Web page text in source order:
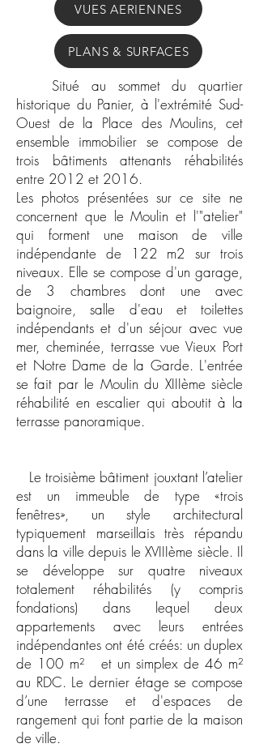
VUES AERIENNES
PLANS & SURFACES
Situé au sommet du quartier
historique du Panier, à l'extrémité Sud-
Ouest de la Place des Moulins, cet
ensemble immobilier se compose de
trois bâtiments attenants réhabilités
entre 2012 et 2016.
Les photos présentées sur ce site ne
concernent que le Moulin et l'"atelier"
qui forment une maison de ville
indépendante de 122 m2 sur trois
niveaux. Elle se compose d'un garage,
de 3 chambres dont une avec
baignoire, salle d'eau et toilettes
indépendants et d'un séjour avec vue
mer, cheminée, terrasse vue Vieux Port
et Notre Dame de la Garde. L'entrée
se fait par le Moulin du XIIIème siècle
réhabilité en escalier qui aboutit à la
terrasse panoramique.
Le troisième bâtiment jouxtant l’atelier
est un immeuble de type «trois
fenêtres», un style architectural
typiquement marseillais très répandu
dans la ville depuis le XVIIIème siècle. Il
se développe sur quatre niveaux
totalement réhabilités (y compris
fondations) dans lequel deux
appartements avec leurs entrées
indépendantes ont été créés: un duplex
de 100 m² et un simplex de 46 m²
au RDC. Le dernier étage se compose
d’une terrasse et d'espaces de
rangement qui font partie de la maison
de ville.